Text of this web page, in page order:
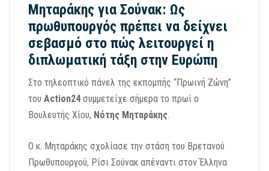
Μηταράκης για Σούνακ: Ως
πρωθυπουργός πρέπει να δείχνει
σεβασμό στο πώς λειτουργεί η
διπλωματική τάξη στην Ευρώπη
Στο τηλεοπτικό πάνελ της εκπομπής “Πρωινή Ζώνη”
του Action24συμμετείχε σήμερα το πρωί ο
Βουλευτής Χίου, Νότης Μηταράκης
Ο κ. Μηταράκης σχολίασε την στάση του Βρετανού
Πρωθυπουργού, Ρίσι Σούνακ απέναντι στον Έλληνα